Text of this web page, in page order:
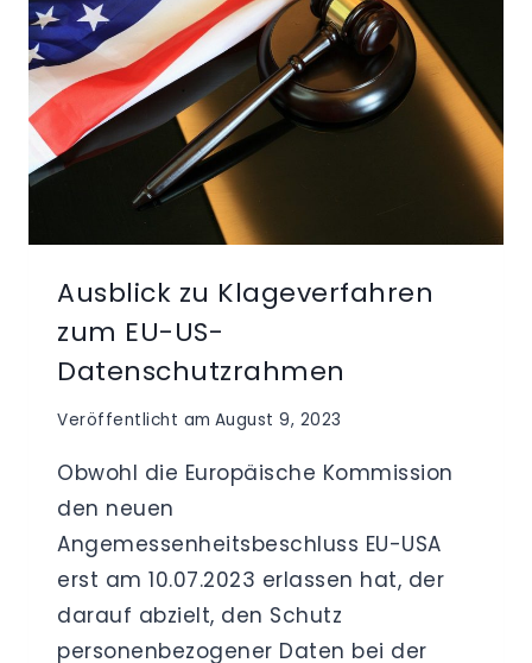
Ausblick zu Klageverfahren
zum EU-US-
Datenschutzrahmen
Veröffentlicht am August 9, 2023
Obwohl die Europäische Kommission
den neuen
Angemessenheitsbeschluss EU-USA
erst am 10.07.2023 erlassen hat, der
darauf abzielt, den Schutz
personenbezogener Daten bei der